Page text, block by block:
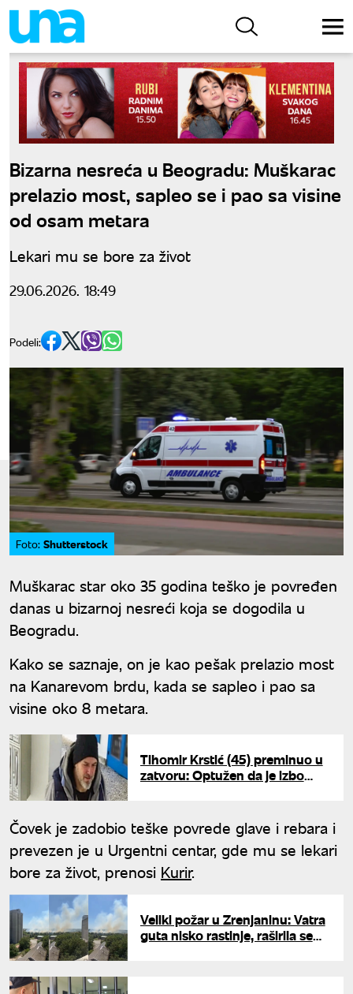
Bizarna nesreća u Beogradu: Muškarac
prelazio most, sapleo se i pao sa visine
od osam metara
Lekari mu se bore za život
29.06.2026. 18:49
Podeli:
Foto: Shutterstock
Muškarac star oko 35 godina teško je povređen
danas u bizarnoj nesreći koja se dogodila u
Beogradu.
Kako se saznaje, on je kao pešak prelazio most
na Kanarevom brdu, kada se sapleo i pao sa
visine oko 8 metara.
Tihomir Krstić (45) preminuo u
zatvoru: Optužen da je izbo
Čovek je zadobio teške povrede glave i rebara i
prevezen je u Urgentni centar, gde mu se lekari
bore za život, prenosi Kurir.
Veliki požar u Zrenjaninu: Vatra
guta nisko rastinje, raširila se